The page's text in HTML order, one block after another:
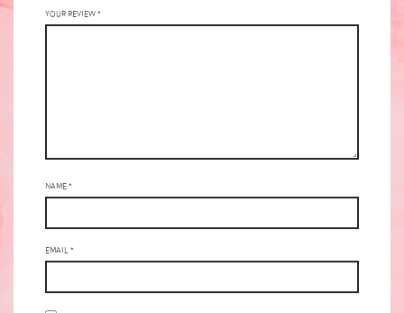
Your review*
Name*
Email*